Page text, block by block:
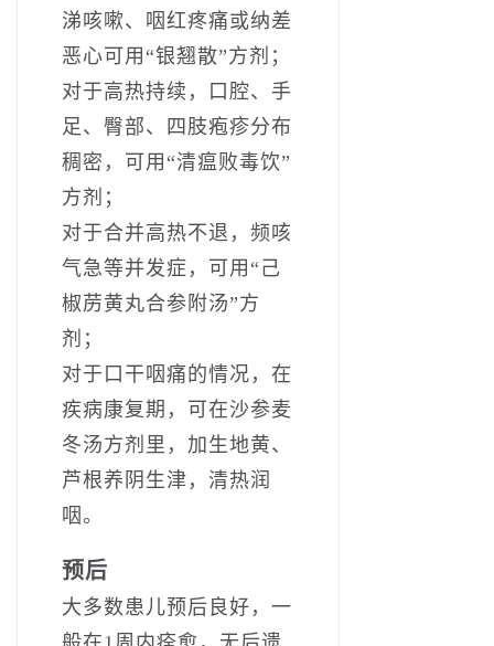
涕咳嗽、咽红疼痛或纳差
恶心可用“银翘散”方剂；
对于高热持续，口腔、手
足、臀部、四肢疱疹分布
稠密，可用“清瘟败毒饮”
方剂；
对于合并高热不退，频咳
气急等并发症，可用“己
椒苈黄丸合参附汤”方
剂；
对于口干咽痛的情况，在
疾病康复期，可在沙参麦
冬汤方剂里，加生地黄、
芦根养阴生津，清热润
咽。
预后
大多数患儿预后良好，一